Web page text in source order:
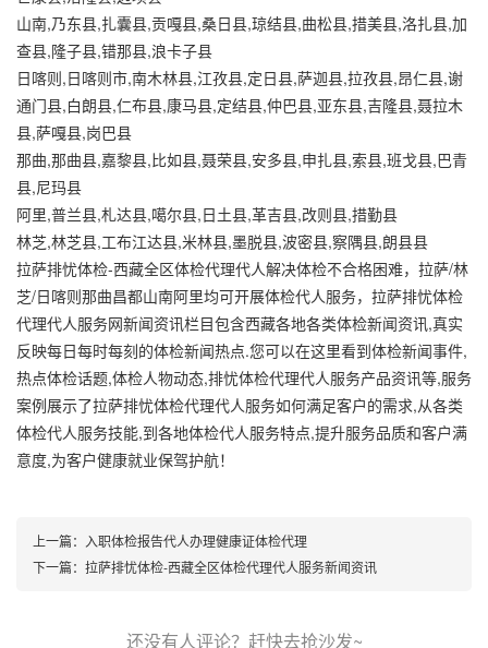
山南,乃东县,扎囊县,贡嘎县,桑日县,琼结县,曲松县,措美县,洛扎县,加
查县,隆子县,错那县,浪卡子县
日喀则,日喀则市,南木林县,江孜县,定日县,萨迦县,拉孜县,昂仁县,谢
通门县,白朗县,仁布县,康马县,定结县,仲巴县,亚东县,吉隆县,聂拉木
县,萨嘎县,岗巴县
那曲,那曲县,嘉黎县,比如县,聂荣县,安多县,申扎县,索县,班戈县,巴青
县,尼玛县
阿里,普兰县,札达县,噶尔县,日土县,革吉县,改则县,措勤县
林芝,林芝县,工布江达县,米林县,墨脱县,波密县,察隅县,朗县县
拉萨排忧体检-西藏全区体检代理代人解决体检不合格困难，拉萨/林
芝/日喀则那曲昌都山南阿里均可开展体检代人服务，拉萨排忧体检
代理代人服务网新闻资讯栏目包含西藏各地各类体检新闻资讯,真实
反映每日每时每刻的体检新闻热点.您可以在这里看到体检新闻事件,
热点体检话题,体检人物动态,排忧体检代理代人服务产品资讯等,服务
案例展示了拉萨排忧体检代理代人服务如何满足客户的需求,从各类
体检代人服务技能,到各地体检代人服务特点,提升服务品质和客户满
意度,为客户健康就业保驾护航！
上一篇： 入职体检报告代人办理健康证体检代理
下一篇： 拉萨排忧体检-西藏全区体检代理代人服务新闻资讯